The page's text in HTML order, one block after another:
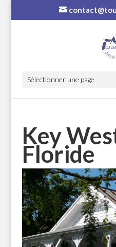
Sélectionner une page
Key
Floride